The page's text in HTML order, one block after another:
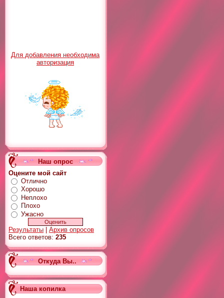
Для добавления необходима
авторизация
Наш опрос
Оцените мой сайт
Отлично
Хорошо
Неплохо
Плохо
Ужасно
Результаты
Архив опросов
Всего ответов: 235
Откуда Вы..
Наша копилка